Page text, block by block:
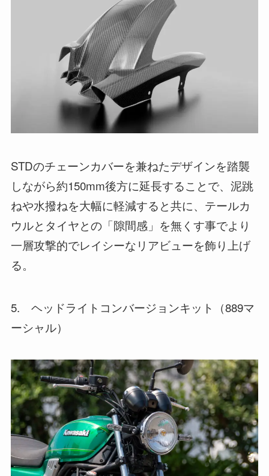
STDのチェーンカバーを兼ねたデザインを踏襲
しながら約150mm後方に延長することで、泥跳
ねや水撥ねを大幅に軽減すると共に、テールカ
ウルとタイヤとの「隙間感」を無くす事でより
一層攻撃的でレイシーなリアビューを飾り上げ
る。
5. ヘッドライトコンバージョンキット（889マ
ーシャル）